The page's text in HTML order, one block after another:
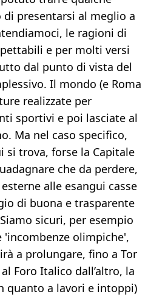
presentarsi al meglio a
le ragioni di
e per molti versi
dal punto di vista del
Il mondo (e Roma
realizzate per
sportivi e poi lasciate al
Ma nel caso specifico,
si trova, forse la Capitale
che da perdere,
alle esangui casse
di buona e trasparente
sicuri, per esempio
'incombenze olimpiche',
a prolungare, fino a Tor
Foro Italico dall’altro, la
quanto a lavori e intoppi)